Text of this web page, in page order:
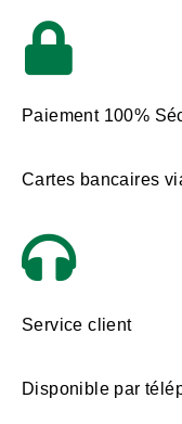
Paiement 100%
Cartes bancaires
Service client
Disponible par